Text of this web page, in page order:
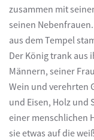
zusammen mit
seinen
aus dem Tempel
Der König trank aus
Männern, seiner
Wein und verehrten
und Eisen, Holz und
einer menschlichen
sie etwas auf die